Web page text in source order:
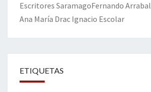
Escritores SaramagoFernando Arrabal
Ana María Drac Ignacio Escolar
ETIQUETAS